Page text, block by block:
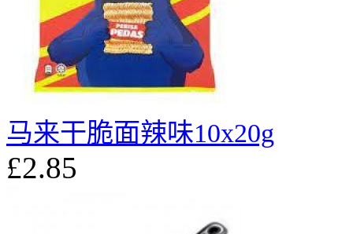
马来干脆面辣味10x20g
£2.85